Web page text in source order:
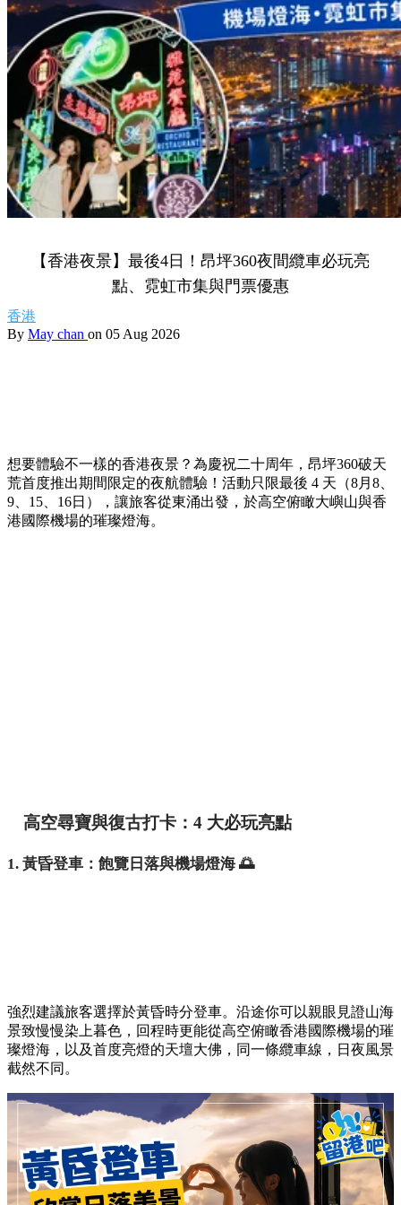
【香港夜景】最後4日！昂坪360夜間纜車必玩亮
點、霓虹市集與門票優惠
香港
By May chan on 05 Aug 2026
想要體驗不一樣的香港夜景？為慶祝二十周年，昂坪360破天
荒首度推出期間限定的夜航體驗！活動只限最後 4 天（8月8、
9、15、16日），讓旅客從東涌出發，於高空俯瞰大嶼山與香
港國際機場的璀璨燈海。
高空尋寶與復古打卡：4 大必玩亮點
1. 黃昏登車：飽覽日落與機場燈海 🌅
強烈建議旅客選擇於黃昏時分登車。沿途你可以親眼見證山海
景致慢慢染上暮色，回程時更能從高空俯瞰香港國際機場的璀
璨燈海，以及首度亮燈的天壇大佛，同一條纜車線，日夜風景
截然不同。